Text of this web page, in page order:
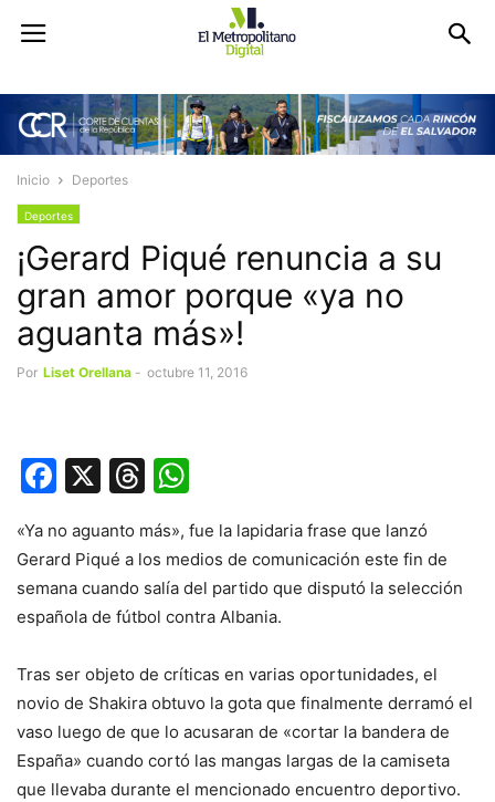
Inicio Deportes
Deportes
¡Gerard Piqué renuncia a su
gran amor porque «ya no
aguanta más»!
Por Liset Orellana - octubre 11, 2016
Facebook
X Threads
«Ya no aguanto más», fue la lapidaria frase que lanzó
Gerard Piqué a los medios de comunicación este fin de
semana cuando salía del partido que disputó la selección
española de fútbol contra Albania.
Tras ser objeto de críticas en varias oportunidades, el
novio de Shakira obtuvo la gota que finalmente derramó el
vaso luego de que lo acusaran de «cortar la bandera de
España» cuando cortó las mangas largas de la camiseta
que llevaba durante el mencionado encuentro deportivo.